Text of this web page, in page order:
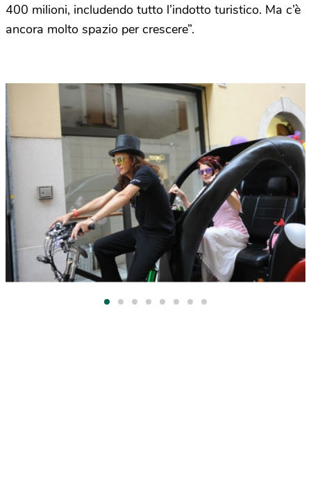
400 milioni, includendo tutto l’indotto turistico. Ma c’è
ancora molto spazio per crescere”.